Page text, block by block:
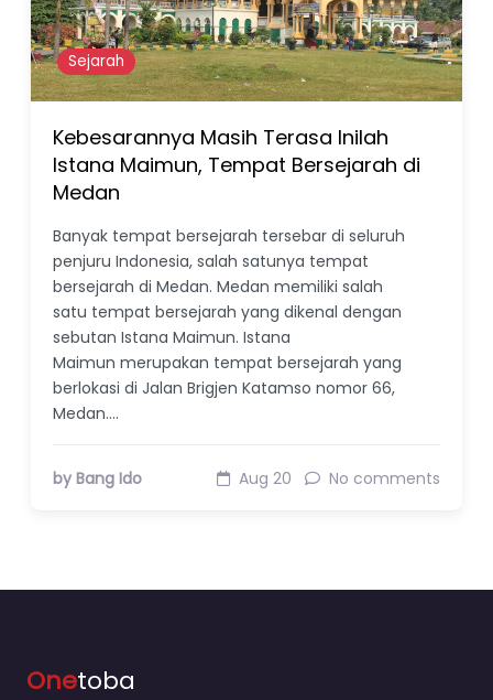
Sejarah
Kebesarannya Masih Terasa Inilah
Istana Maimun, Tempat Bersejarah di
Medan
Banyak tempat bersejarah tersebar di seluruh
penjuru Indonesia, salah satunya tempat
bersejarah di Medan. Medan memiliki salah
satu tempat bersejarah yang dikenal dengan
sebutan Istana Maimun. Istana
Maimun merupakan tempat bersejarah yang
berlokasi di Jalan Brigjen Katamso nomor 66,
Medan.…
by Bang Ido Aug 20 No comments
Onetoba